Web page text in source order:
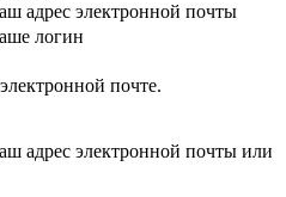
адрес электронной почты
логин
почте.
адрес электронной почты или